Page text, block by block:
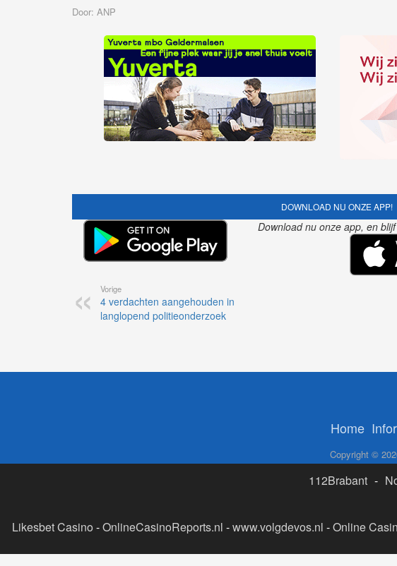
Door: ANP
DOWNLOAD NU ONZE APP!
Download nu onze app, en
Vorige
4 verdachten aangehouden in
langlopend politieonderzoek
Home
Copyright ©
112Brabant -
Likesbet Casino -OnlineCasinoReports.nl -www.volgdevos.nl -Online